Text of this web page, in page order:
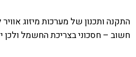
התקנה ותכנון של מערכות מיזוג
חשוב – חסכוני בצריכת החשמל ולכן